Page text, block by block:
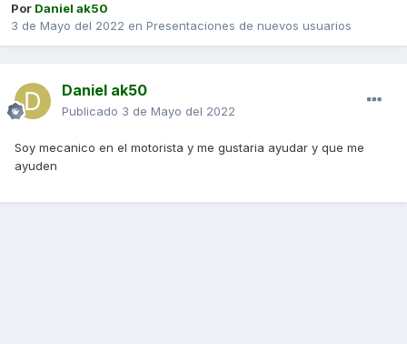
Por Daniel ak50
3 de Mayo del 2022 en Presentaciones de nuevos usuarios
Daniel ak50
Publicado 3 de Mayo del 2022
Soy mecanico en el motorista y me gustaria ayudar y que me
ayuden